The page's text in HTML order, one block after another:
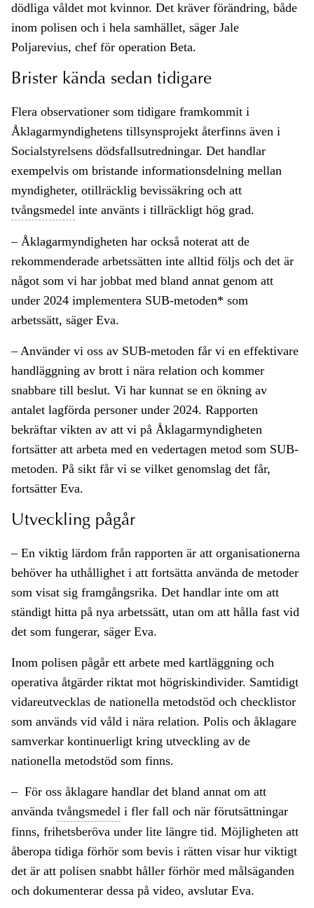
dödliga våldet mot kvinnor. Det kräver förändring, både
inom polisen och i hela samhället, säger Jale
Poljarevius, chef för operation Beta.
Brister kända sedan tidigare
Flera observationer som tidigare framkommit i
Åklagarmyndighetens tillsynsprojekt återfinns även i
Socialstyrelsens dödsfallsutredningar. Det handlar
exempelvis om bristande informationsdelning mellan
myndigheter, otillräcklig bevissäkring och att
tvångsmedel inte använts i tillräckligt hög grad.
– Åklagarmyndigheten har också noterat att de
rekommenderade arbetssätten inte alltid följs och det är
något som vi har jobbat med bland annat genom att
under 2024 implementera SUB-metoden* som
arbetssätt, säger Eva.
– Använder vi oss av SUB-metoden får vi en effektivare
handläggning av brott i nära relation och kommer
snabbare till beslut. Vi har kunnat se en ökning av
antalet lagförda personer under 2024. Rapporten
bekräftar vikten av att vi på Åklagarmyndigheten
fortsätter att arbeta med en vedertagen metod som SUB-
metoden. På sikt får vi se vilket genomslag det får,
fortsätter Eva.
Utveckling pågår
– En viktig lärdom från rapporten är att organisationerna
behöver ha uthållighet i att fortsätta använda de metoder
som visat sig framgångsrika. Det handlar inte om att
ständigt hitta på nya arbetssätt, utan om att hålla fast vid
det som fungerar, säger Eva.
Inom polisen pågår ett arbete med kartläggning och
operativa åtgärder riktat mot högriskindivider. Samtidigt
vidareutvecklas de nationella metodstöd och checklistor
som används vid våld i nära relation. Polis och åklagare
samverkar kontinuerligt kring utveckling av de
nationella metodstöd som finns.
– För oss åklagare handlar det bland annat om att
använda tvångsmedel i fler fall och när förutsättningar
finns, frihetsberöva under lite längre tid. Möjligheten att
åberopa tidiga förhör som bevis i rätten visar hur viktigt
det är att polisen snabbt håller förhör med målsäganden
och dokumenterar dessa på video, avslutar Eva.